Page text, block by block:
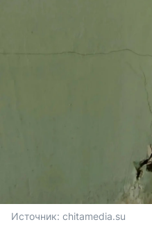
Источник: chitamedia.su